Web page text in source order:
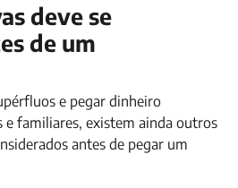
deve se
de um
e pegar dinheiro
e familiares, existem ainda outros
antes de pegar um